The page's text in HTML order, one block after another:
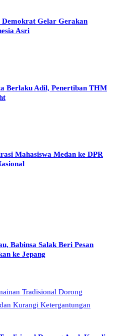
Gelar Gerakan
Asri
Berlaku Adil, Penertiban THM
Mahasiswa Medan ke DPR
Babinsa Salak Beri Pesan
ke Jepang